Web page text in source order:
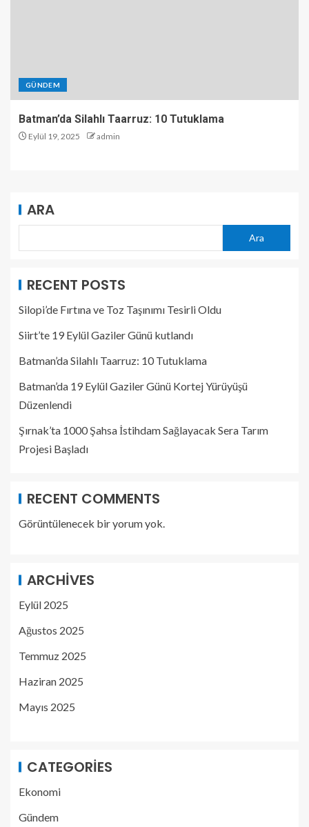
GÜNDEM
Batman’da Silahlı Taarruz: 10 Tutuklama
Eylül 19, 2025 admin
ARA
Ara
RECENT POSTS
Silopi’de Fırtına ve Toz Taşınımı Tesirli Oldu
Siirt’te 19 Eylül Gaziler Günü kutlandı
Batman’da Silahlı Taarruz: 10 Tutuklama
Batman’da 19 Eylül Gaziler Günü Kortej Yürüyüşü
Düzenlendi
Şırnak’ta 1000 Şahsa İstihdam Sağlayacak Sera Tarım
Projesi Başladı
RECENT COMMENTS
Görüntülenecek bir yorum yok.
ARCHIVES
Eylül 2025
Ağustos 2025
Temmuz 2025
Haziran 2025
Mayıs 2025
CATEGORIES
Ekonomi
Gündem